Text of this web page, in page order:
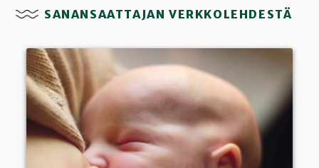
SANANSAATTAJAN VERKKOLEHDESTÄ